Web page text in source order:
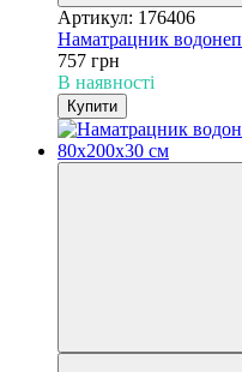
Артикул: 176406
Наматрацник
757 грн
В наявності
Купити